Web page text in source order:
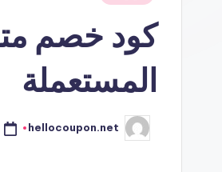
المستعملة
تمّ
النشر
hellocoupon.net